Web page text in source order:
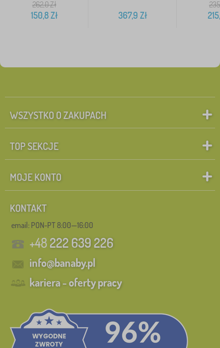
262,0Zł
150,8Zł 367,9 Zł
WSZYSTKO O ZAKUPACH
TOP SEKCJE
MOJE KONTO
KONTAKT
email: PON-PT 8:00—16:00
+48222 639 226
info@banaby.pl
kariera - oferty pracy